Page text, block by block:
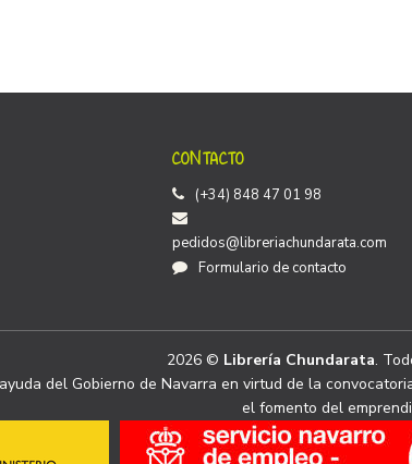
CONTACTO
(+34) 848 47 01 98
pedidos@libreriachundarata.com
Formulario de contacto
2026 © Librería Chundarata.
del Gobierno de Navarra en virtud de la
el fomento del